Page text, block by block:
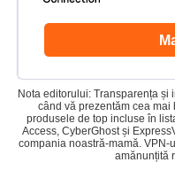
Nota editorului: Transparența și
când vă prezentăm cea
produsele de top incluse în
Access, CyberGhost și
compania noastră-mamă.
amănunțită